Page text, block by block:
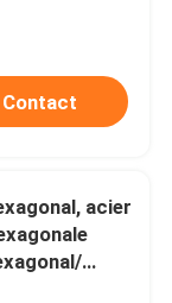
Contact
acier